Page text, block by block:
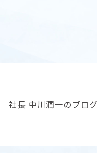
社長 中川潤一のブロ